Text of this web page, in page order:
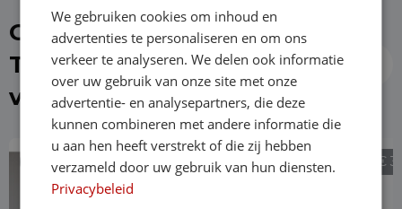
Of kies direct een Ford
Transit Custom uit de
voorraad
€ 28.940 €
We gebruiken cookies om inhoud en
advertenties te personaliseren en om ons
verkeer te analyseren. We delen ook informatie
over uw gebruik van onze site met onze
advertentie- en analysepartners, die deze
kunnen combineren met andere informatie die
u aan hen heeft verstrekt of die zij hebben
verzameld door uw gebruik van hun diensten.
Privacybeleid